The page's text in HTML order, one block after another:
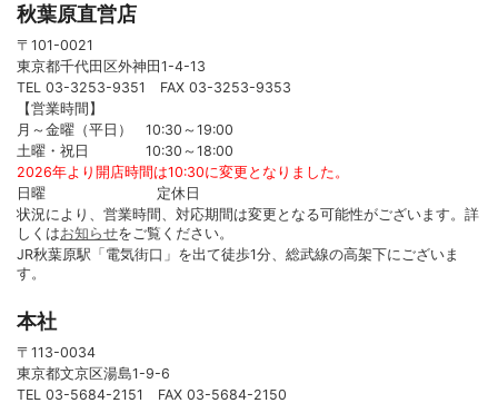
秋葉原直営店
〒101-0021
東京都千代田区外神田1-4-13
TEL 03-3253-9351 FAX 03-3253-9353
【営業時間】
月～金曜（平日） 10:30～19:00
土曜・祝日 10:30～18:00
2026年より開店時間は10:30に変更となりました。
日曜 定休日
状況により、営業時間、対応期間は変更となる可能性がございます。詳
しくはお知らせをご覧ください。
JR秋葉原駅「電気街口」を出て徒歩1分、総武線の高架下にございま
す。
本社
〒113-0034
東京都文京区湯島1-9-6
TEL 03-5684-2151 FAX 03-5684-2150